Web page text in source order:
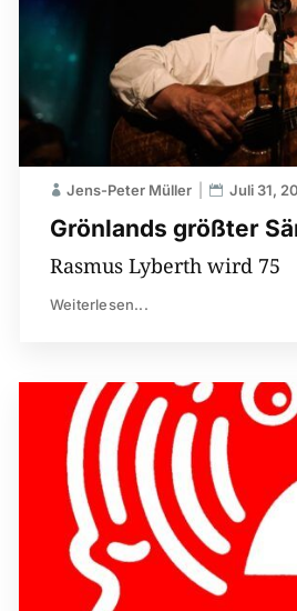
Grönlands größter
Jens-Peter Müller Juli 31,
Rasmus Lyberth wird 75
Weiterlesen...